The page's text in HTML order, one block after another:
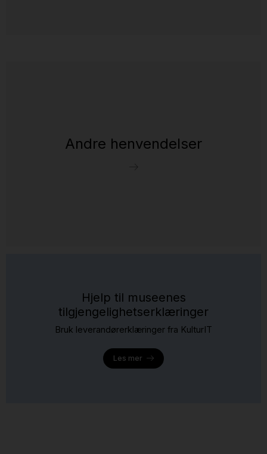
Andre henvendelser
Hjelp til museenes
tilgjengelighetserklæringer
Bruk leverandørerklæringer fra KulturIT
Les mer